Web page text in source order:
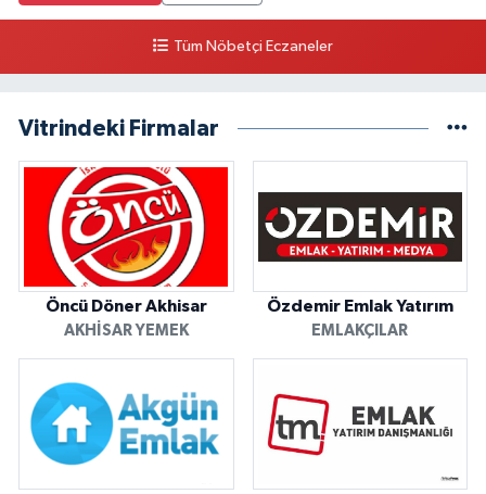
Tüm Nöbetçi Eczaneler
Vitrindeki Firmalar
Öncü Döner Akhisar
AKHISAR YEMEK
Özdemir Emlak Yatırım
EMLAKÇILAR